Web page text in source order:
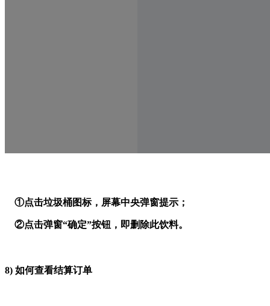
①点击垃圾桶图标，屏幕中央弹窗提示；
②点击弹窗“确定”按钮，即删除此饮料。
8) 如何查看结算订单